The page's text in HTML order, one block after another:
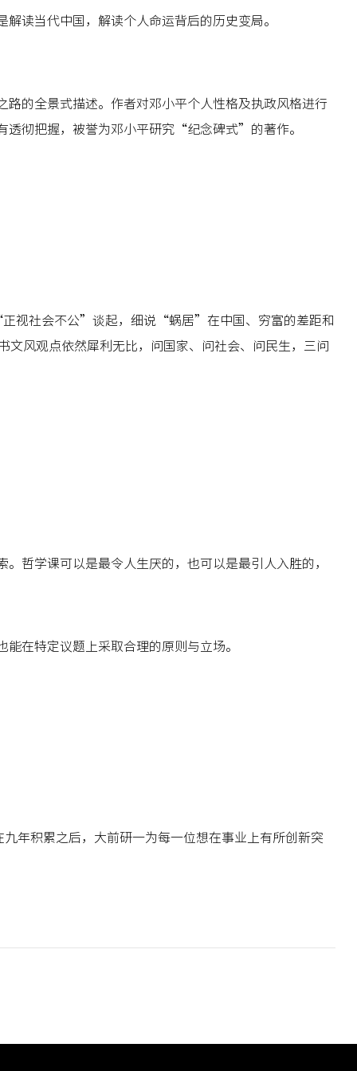
读当代中国，解读个人命运背后的历史变局。
的全景式描述。作者对邓小平个人性格及执政风格进行
透彻把握，被誉为邓小平研究“纪念碑式”的著作。
视社会不公”谈起，细说“蜗居”在中国、穷富的差距和
风观点依然犀利无比，问国家、问社会、问民生，三问
哲学课可以是最令人生厌的，也可以是最引人入胜的，
在特定议题上采取合理的原则与立场。
年积累之后，大前研一为每一位想在事业上有所创新突